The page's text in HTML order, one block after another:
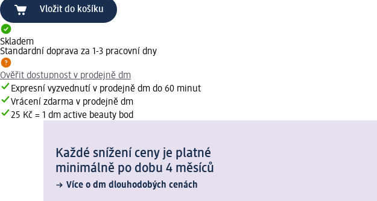
Vložit do košíku
Skladem
Standardní doprava za 1-3 pracovní dny
Ověřit dostupnost v prodejně dm
Expresní vyzvednutí v prodejně dm do 60 minut
Vrácení zdarma v prodejně dm
25 Kč = 1 dm active beauty bod
Každé snížení ceny je platné
minimálně po dobu 4 měsíců
Více o dm dlouhodobých cenách